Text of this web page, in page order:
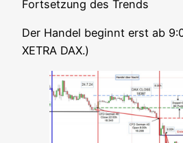
Fort­set­zung des Trends
Der Han­del beginnt erst ab
XETRA DAX.)